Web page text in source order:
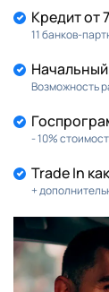
Кредит от
11 банков-
Возможность
- 10%
Trade In
+